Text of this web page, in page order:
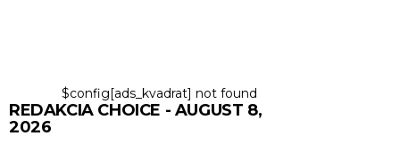
$config[ads_kvadrat] not found
REDAKCIA CHOICE - AUGUST 8,
2026